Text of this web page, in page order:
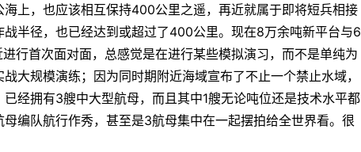
上，也应该相互保持400公里之遥，再近就属于即将短兵相接
半径，也已经达到或超过了400公里。现在8万余吨新平台与6
行首次面对面，总感觉是在进行某些模拟演习，而不是单纯为
大规模演练；因为同时期附近海域宣布了不止一个禁止水域，
经拥有3艘中大型航母，而且其中1艘无论吨位还是技术水平都
编队航行作秀，甚至是3航母集中在一起摆拍给全世界看。很